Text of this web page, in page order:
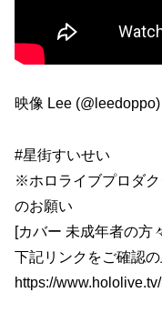
映像 Lee (@leedoppo)
#星街すいせい
※ホロライブプロダ
のお願い
[カバー 未成年者の方
下記リンクをご確認
https://